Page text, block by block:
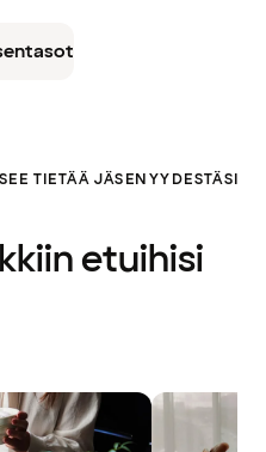
TIETÄÄ JÄSENYYDESTÄSI
etuihisi